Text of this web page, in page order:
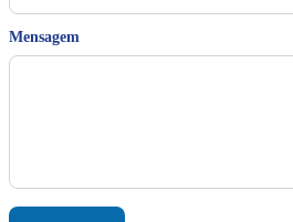
e
n
s
a
Mensagem